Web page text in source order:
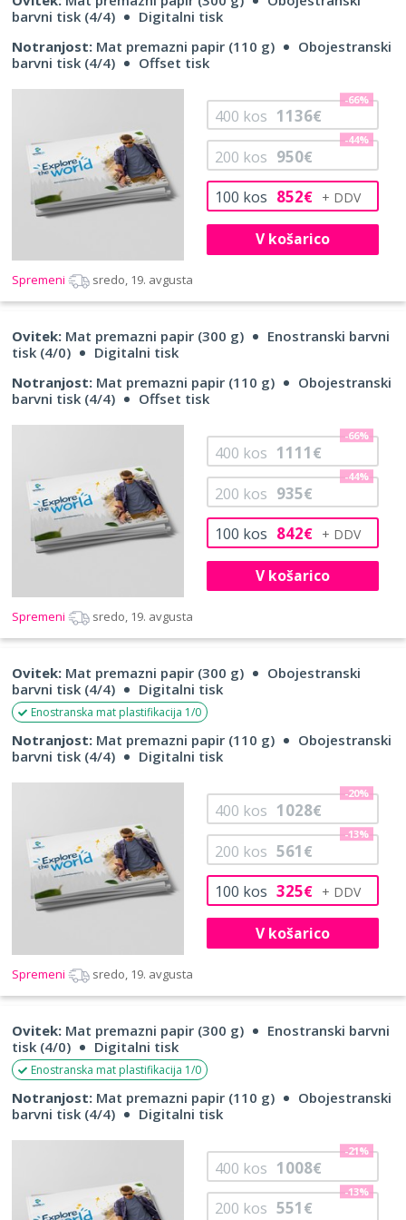
barvni tisk (4/4)
Digitalni tisk
Notranjost: Mat premazni papir (110 g)
Obojestranski
barvni tisk (4/4)
Offset tisk
100 kos 852€
200 kos 950€
-44%
400 kos 1136€
-66%
V košarico
Spremeni sredo, 19. avgusta
Ovitek: Mat premazni papir (300 g)
Enostranski barvni
tisk (4/0)
Digitalni tisk
Notranjost: Mat premazni papir (110 g)
Obojestranski
barvni tisk (4/4)
Offset tisk
100 kos 842€
200 kos 935€
-44%
400 kos 1111€
-66%
V košarico
Spremeni sredo, 19. avgusta
Ovitek: Mat premazni papir (300 g)
Obojestranski
barvni tisk (4/4)
Digitalni tisk
Enostranska mat plastifikacija 1/0
Notranjost: Mat premazni papir (110 g)
Obojestranski
barvni tisk (4/4)
Digitalni tisk
100 kos 325€
200 kos 561€
-13%
400 kos 1028€
-20%
V košarico
Spremeni sredo, 19. avgusta
Ovitek: Mat premazni papir (300 g)
Enostranski barvni
tisk (4/0)
Digitalni tisk
Enostranska mat plastifikacija 1/0
Notranjost: Mat premazni papir (110 g)
Obojestranski
barvni tisk (4/4)
Digitalni tisk
200 kos 551€
-13%
400 kos 1008€
-21%